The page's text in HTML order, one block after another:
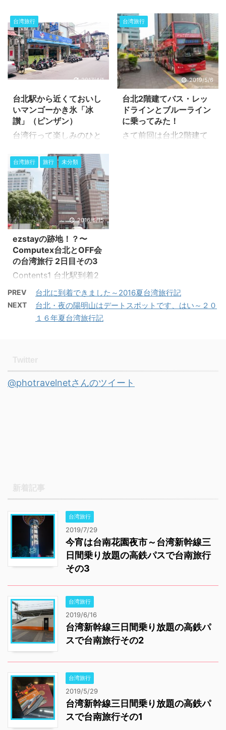
ーカバラン
（KAVALA）。国際的な
賞を数々取得しているの
で、ここ最近では日本で
も聞かれるようになった
ウイスキーの銘柄です。
ルメというのは楽しみの
一つですが、この台湾産
のカバランを試してみた
いと思ったときにはどう
カバラン(KAVALAN)ウ
イスキーとは2 カバラン
（KAVALAN）試すなら
BARNIN2.1 ちょっとお高
いカバラン2.2 カバラン
とBAR９のタッグ2.3 カ
バランビールとも言われ
る「BUKSKIN」あるよ3
BA ...
U-Bikeステーションへの
道順1.2 サイクリングコ
ース U-Bikeで街中を走
る 台北を回るにはタクシ
ーやMRTでも便利です
が、それほど急がなかっ
たりMRTでの地下移動の
手間を考えると、雨が降
っていない日は自転車で
の移動が便利です。とは
いえ、旅行先で自転車を
台湾旅行
2017/4/1
台北駅から近くておいし
いマンゴーかき氷「冰
讃」（ピンザン）
台湾行って楽しみのひと
なかで食べておきたいも
のの代表といえばマンゴ
ーかき氷！ 暑い中市内を
ウロウロ観光していた疲
れた体に、冷たいかき氷
が優しく癒してくれてま
す。 マンゴーがあなたを
待っています。 マンゴー
があなたを待っていま
す。 冷たいマンゴーかき
氷があなたを待っていま
す。 台北では有名どころ
のマンゴーかき氷といえ
ば、最近日本進出してき
き氷屋とかICE
MONSTERなどは、週末
台湾旅行
2019/5/6
台北2階建てバス・レッ
ドラインとブルーライン
に乗ってみた！
さて前回は台北2階建て
ていて便利ですが、航空
券を購入して個人で台湾
台湾旅行 旅行 未分類
2016/6/15
ezstayの跡地！？〜
Computex台北とOFF会
の台湾旅行 2日目その3
Contents1 台北駅到着2
ezstay taipei3 行ってみ
たら驚きの展開 台北駅到
着 台北駅でU-Bileを返却
して、今いる位置から駅
華やかになったもので
前回泊まっ ...
PREV 台北に到着できました～2016夏台湾旅行記
NEXT
台北・夜の陽明山はデートスポットです、はい～２０
１６年夏台湾旅行記
@photravelnetさんのツイート
台湾旅行
2019/7/29
今宵は台南花園夜市～台湾新幹線三
日間乗り放題の高鉄パスで台南旅行
その3
台湾旅行
2019/6/16
台湾新幹線三日間乗り放題の高鉄パ
スで台南旅行その2
台湾旅行
2019/5/29
台湾新幹線三日間乗り放題の高鉄パ
スで台南旅行その1